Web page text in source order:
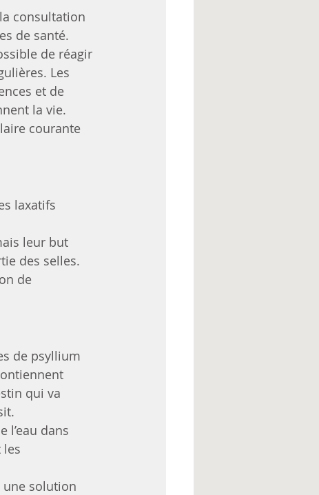
consultation
de santé.
de réagir
Les
et de
la vie.
courante
laxatifs
leur but
des selles.
de
de psyllium
qui va
l’eau dans
les
une solution